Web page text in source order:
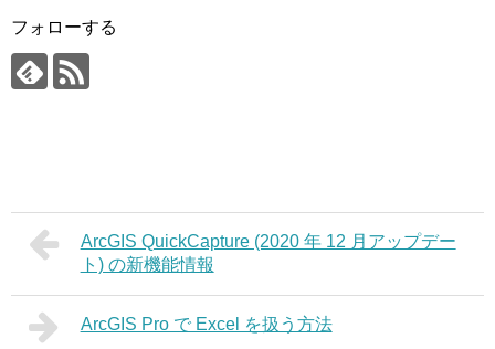
フォローする
ArcGIS QuickCapture (2020 年 12 月アップデー
ト) の新機能情報
ArcGIS Pro で Excel を扱う方法